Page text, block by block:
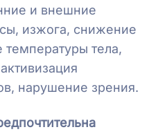
и внешние
изжога, снижение
тела,
нарушение зрения.